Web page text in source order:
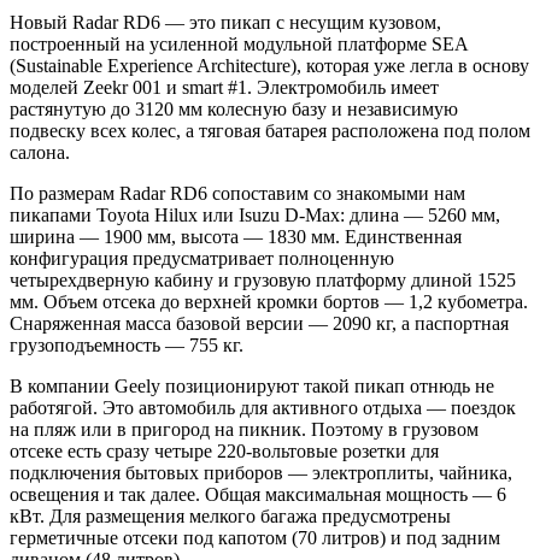
Новый Radar RD6 — это пикап с несущим кузовом,
построенный на усиленной модульной платформе SEA
(Sustainable Experience Architecture), которая уже легла в основу
моделей Zeekr 001 и smart #1. Электромобиль имеет
растянутую до 3120 мм колесную базу и независимую
подвеску всех колес, а тяговая батарея расположена под полом
салона.
По размерам Radar RD6 сопоставим со знакомыми нам
пикапами Toyota Hilux или Isuzu D-Max: длина — 5260 мм,
ширина — 1900 мм, высота — 1830 мм. Единственная
конфигурация предусматривает полноценную
четырехдверную кабину и грузовую платформу длиной 1525
мм. Объем отсека до верхней кромки бортов — 1,2 кубометра.
Снаряженная масса базовой версии — 2090 кг, а паспортная
грузоподъемность — 755 кг.
В компании Geely позиционируют такой пикап отнюдь не
работягой. Это автомобиль для активного отдыха — поездок
на пляж или в пригород на пикник. Поэтому в грузовом
отсеке есть сразу четыре 220-вольтовые розетки для
подключения бытовых приборов — электроплиты, чайника,
освещения и так далее. Общая максимальная мощность — 6
кВт. Для размещения мелкого багажа предусмотрены
герметичные отсеки под капотом (70 литров) и под задним